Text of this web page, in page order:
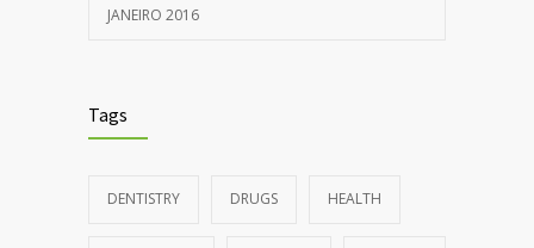
JANEIRO 2016
Tags
DENTISTRY DRUGS HEALTH